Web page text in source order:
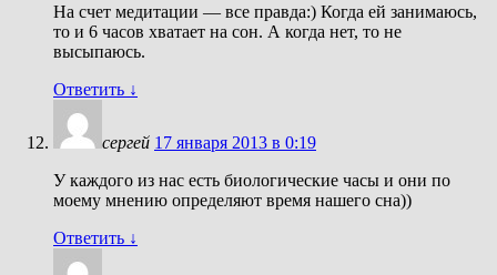
На счет медитации — все правда:) Когда ей занимаюсь,
то и 6 часов хватает на сон. А когда нет, то не
высыпаюсь.
Ответить ↓
сергей 17 января 2013 в 0:19
У каждого из нас есть биологические часы и они по
моему мнению определяют время нашего сна))
Ответить ↓